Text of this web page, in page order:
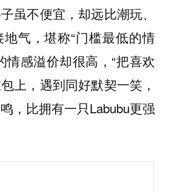
虽不便宜，却远比潮玩、
气，堪称“门槛最低的情
情感溢价却很高，“把喜欢
上，遇到同好默契一笑，
，比拥有一只Labubu更强